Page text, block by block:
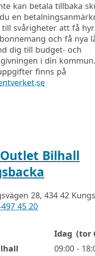
kan betala tillbaka
en
till svårigheter att få
och få nya
dig till budget- och
i din kommun.
finns på
Bilhall
28, 434 42
45 20
Idag (tor
09:00 -